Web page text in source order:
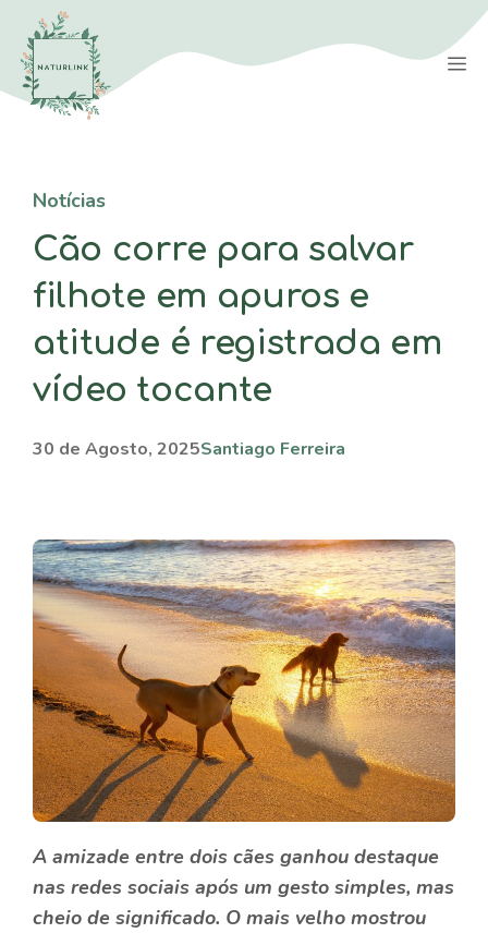
Saltar
para
conteúdo
Notícias
Cão corre para salvar
filhote em apuros e
atitude é registrada em
vídeo tocante
30 de Agosto, 2025Santiago Ferreira
A amizade entre dois cães ganhou destaque
nas redes sociais após um gesto simples, mas
cheio de significado. O mais velho mostrou